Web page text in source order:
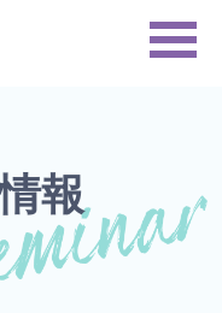
報